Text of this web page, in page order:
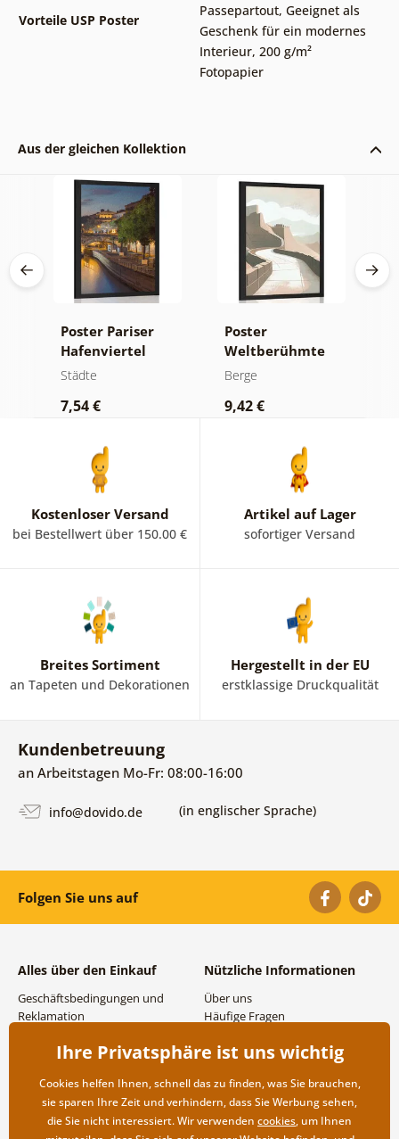
Vorteile USP Poster
Passepartout, Geeignet als
Geschenk für ein modernes
Interieur, 200 g/m²
Fotopapier
Aus der gleichen Kollektion
Poster Pariser
Hafenviertel
Städte
7,54 €
Poster
Weltberühmte
Chinesische
Berge
9,42 €
Kostenloser Versand
bei Bestellwert über 150.00 €
Artikel auf Lager
sofortiger Versand
Breites Sortiment
an Tapeten und Dekorationen
Hergestellt in der EU
erstklassige Druckqualität
Kundenbetreuung
an Arbeitstagen Mo-Fr: 08:00-16:00
info@dovido.de (in englischer Sprache)
Folgen Sie uns auf
Alles über den Einkauf
Geschäftsbedingungen und
Reklamation
Versand- und
Rücksendung der Ware
Nützliche Informationen
Über uns
Häufige Fragen
Großhandel und
Ihre Privatsphäre ist uns wichtig
Cookies helfen Ihnen, schnell das zu finden, was Sie brauchen,
sie sparen Ihre Zeit und verhindern, dass Sie Werbung sehen,
die Sie nicht interessiert. Wir verwenden cookies, um Ihnen